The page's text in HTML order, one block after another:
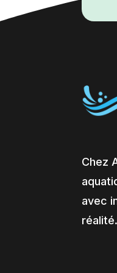
Chez
avec
réalité.